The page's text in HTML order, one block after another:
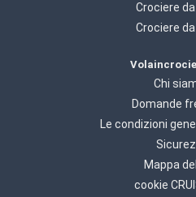
Crociere
Crociere
Chi
Domande
Le condizioni
Mappa
cookie